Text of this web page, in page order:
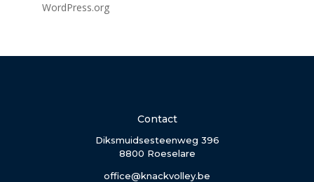
WordPress.org
Contact
Diksmuidsesteenweg 396
8800 Roeselare
office@knackvolley.be